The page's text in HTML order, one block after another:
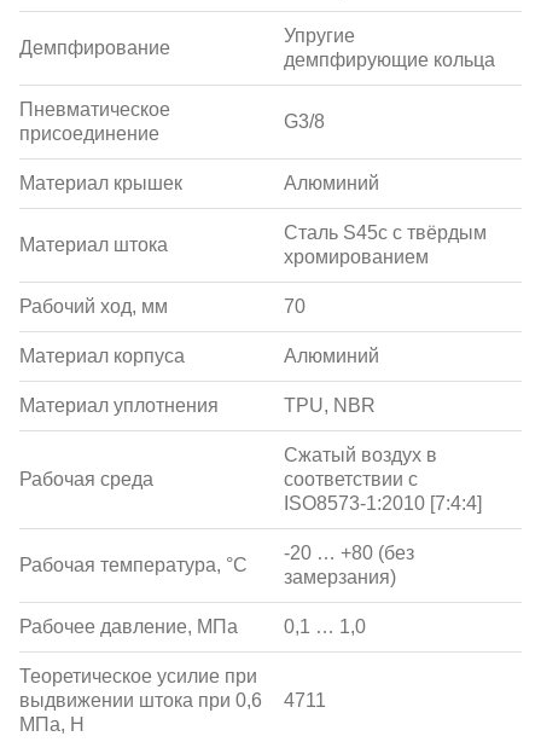
Демпфирование
Упругие
демпфирующие кольца
Пневматическое
присоединение
G3/8
Материал крышек Алюминий
Материал штока
Сталь S45c с твёрдым
хромированием
Рабочий ход, мм 70
Материал корпуса Алюминий
Материал уплотнения TPU, NBR
Рабочая среда
Сжатый воздух в
соответствии с
ISO8573-1:2010 [7:4:4]
Рабочая температура, °С
-20 … +80 (без
замерзания)
Рабочее давление, МПа 0,1 … 1,0
Теоретическое усилие при
выдвижении штока при 0,6
МПа, Н
4711